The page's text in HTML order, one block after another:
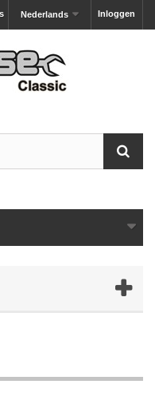
Inloggen
Nederlands